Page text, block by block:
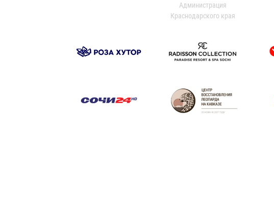
Администрация
Краснодарского края